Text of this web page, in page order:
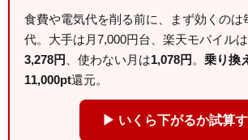
食費や電気代を削る前に、まず効くのは
代。大手は月7,000円台、楽天モバイルは
3,278円
、使わない月は1,078円 。 乗り換
11,000pt還元。
▶ いくら下がるか試算